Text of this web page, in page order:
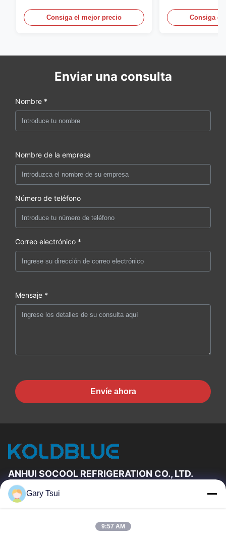
iluminación del LED
Consiga el mejor precio
aire abierto
Consiga el
Enviar una consulta
Nombre *
Nombre de la empresa
Número de teléfono
Correo electrónico *
Mensaje *
Envíe ahora
ANHUI SOCOOL REFRIGERATION CO., LTD.
Vínculos Rápidos
Sobre Nosotros
Gary Tsui
9:57 AM